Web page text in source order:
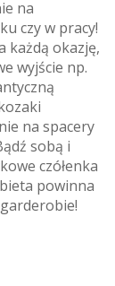
na
czy w pracy!
każdą okazję,
wyjście np.
na spacery
sobą i
czółenka
powinna